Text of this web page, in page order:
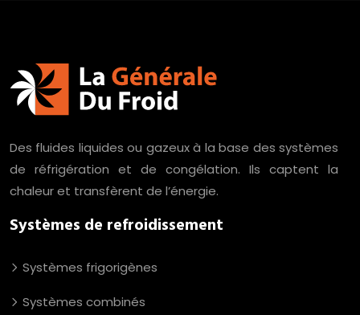
Des fluides liquides ou gazeux à la base des systèmes
de réfrigération et de congélation. Ils captent la
chaleur et transfèrent de l’énergie.
Systèmes de refroidissement
Systèmes frigorigènes
Systèmes combinés